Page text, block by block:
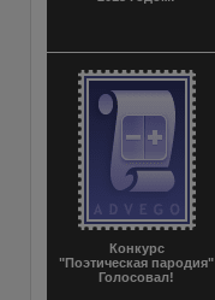
Конкурс
"Поэтическая пародия"
Голосовал!